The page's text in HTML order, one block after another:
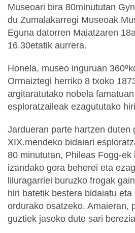
Museoari bira 80minututan
du Zumalakarregi Museoak
Eguna datorren Maiatzaren
16.30etatik aurrera.
Honela, museo inguruan
Ormaiztegi herriko 8 txoko
argitaratutako nobela
esploratzaileak ezagututako
Jardueran parte hartzen duten
XIX.mendeko bidaiari
80 minututan, Phileas Fogg-ek
izandako gora beherei eta
liluragarriei buruzko frogak
hiri batetik bestera bidaiatu eta
ordurako osatzeko. Amaieran,
guztiek jasoko dute sari